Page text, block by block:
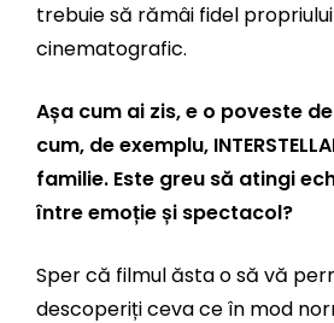
trebuie să rămâi fidel
cinematografic.
Așa cum ai zis, e o poveste
cum, de exemplu,
familie. Este greu să atingi
între emoție și spectacol?
Sper că filmul ăsta o să vă
descoperiți ceva ce în mod